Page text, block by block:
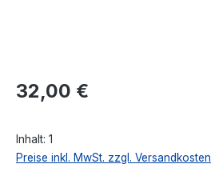
Regulärer Preis:
32,00 €
Inhalt: 1
Preise inkl. MwSt. zzgl. Versandkosten